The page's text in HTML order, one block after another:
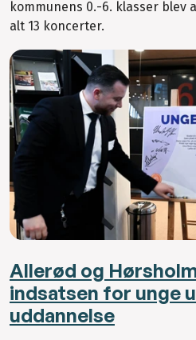
kommunens 0.-6. klasser blev
alt 13 koncerter.
Allerød og
indsatsen for unge
uddannelse